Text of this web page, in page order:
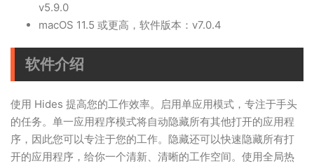
v5.9.0
macOS 11.5 或更高，软件版本：v7.0.4
软件介绍
使用 Hides 提高您的工作效率。启用单应用模式，专注于手头
的任务。单一应用程序模式将自动隐藏所有其他打开的应用程
序，因此您可以专注于您的工作。隐藏还可以快速隐藏所有打
开的应用程序，给你一个清新、清晰的工作空间。使用全局热